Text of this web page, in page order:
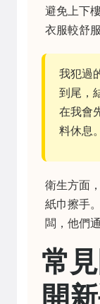
避免上下
衣服較舒服
我犯過
到尾，
在我會
料休息。
衛生方面
紙巾擦手
闆，他們
常
開